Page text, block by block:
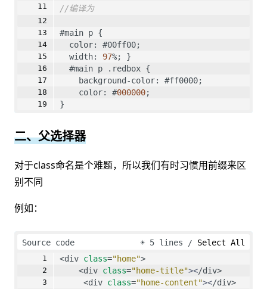
//编译为
#main p {
  color: #00ff00;
  width:
97%; }
  #main p .redbox {
    background-color: #ff0000;
    color: #
000000;
}
二、父选择器
对于class命名是个难题，所以我们有时习惯用前缀来区
别不同
例如：
Source code ☀ 5 lines
Select All
<div class="home">
    <div
class="home-title"></div>
     <div
class="home-content"></div>